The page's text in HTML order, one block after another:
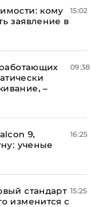
кому
заявление в
15:02
–
09:38
9,
ученые
16:25
стандарт
изменится с
15:25